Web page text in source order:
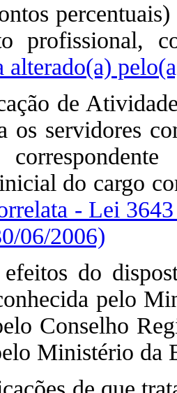
profissional,
alterado(a)
de
os servidores
do cargo
- Lei
06/2006)
do
pelo
Conselho
Ministério da